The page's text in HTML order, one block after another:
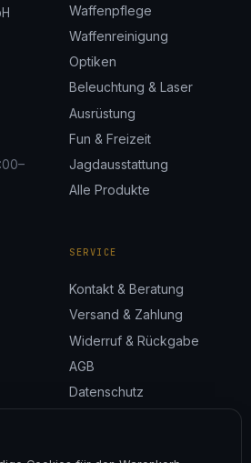
Waffenpflege
Waffenreinigung
Optiken
Beleuchtung & Laser
Ausrüstung
Fun & Freizeit
Jagdausstattung
Alle Produkte
SERVICE
Kontakt & Beratung
Versand & Zahlung
Widerruf & Rückgabe
AGB
Datenschutz